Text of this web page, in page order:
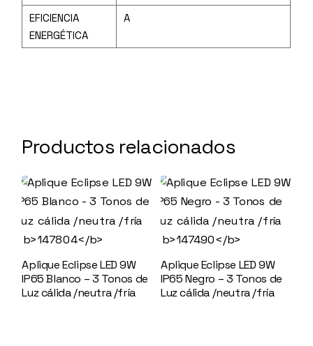
EFICIENCIA
ENERGÉTICA
A
Productos relacionados
Aplique Eclipse LED 9W
IP65 Blanco – 3 Tonos de
Luz cálida /neutra /fría
Aplique Eclipse LED 9W
IP65 Negro – 3 Tonos de
Luz cálida /neutra /fría